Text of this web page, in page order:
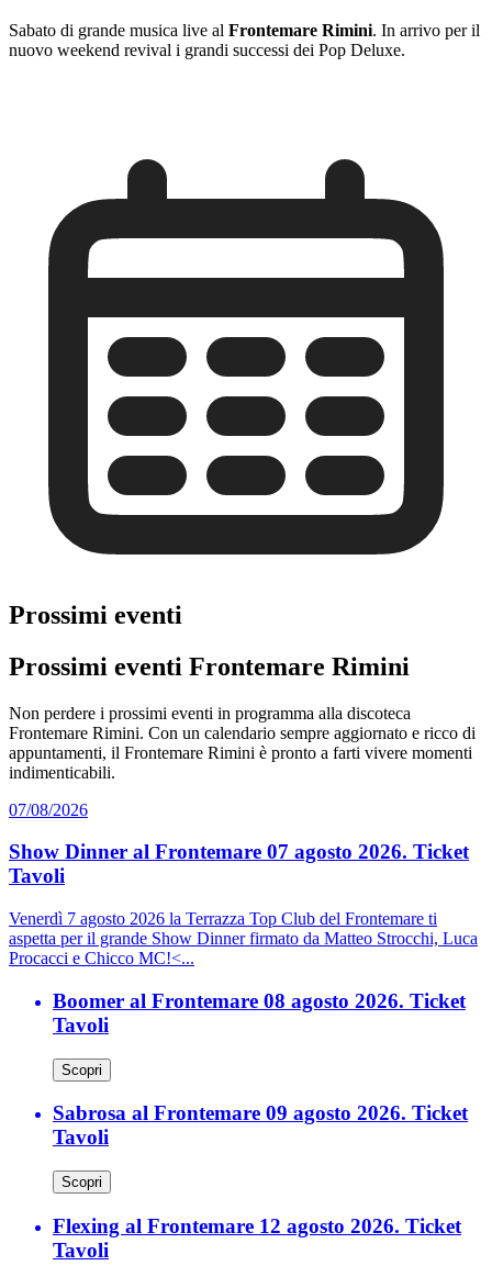
Sabato di grande musica live al Frontemare Rimini. In arrivo per il
nuovo weekend revival i grandi successi dei Pop Deluxe.
Prossimi eventi
Prossimi eventi Frontemare Rimini
Non perdere i prossimi eventi in programma alla discoteca
Frontemare Rimini. Con un calendario sempre aggiornato e ricco di
appuntamenti, il Frontemare Rimini è pronto a farti vivere momenti
indimenticabili.
07/08/2026
Show Dinner al Frontemare 07 agosto 2026. Ticket
Tavoli
Venerdì 7 agosto 2026 la Terrazza Top Club del Frontemare ti
aspetta per il grande Show Dinner firmato da Matteo Strocchi, Luca
Procacci e Chicco MC!<...
Boomer al Frontemare 08 agosto 2026. Ticket
Tavoli
Scopri
Sabrosa al Frontemare 09 agosto 2026. Ticket
Tavoli
Scopri
Flexing al Frontemare 12 agosto 2026. Ticket
Tavoli